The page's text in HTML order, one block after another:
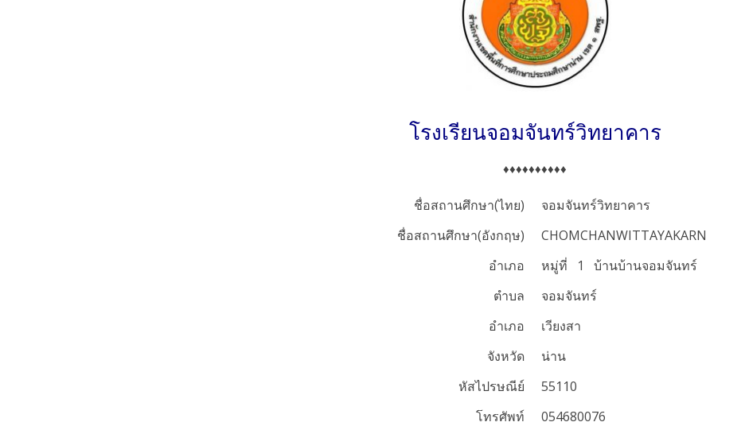
โรงเรียนจอมจันทร์วิทยาคาร
♦♦♦♦♦♦♦♦♦♦
ชื่อสถานศึกษา(ไทย)
จอมจันทร์วิทยาคาร
ชื่อสถานศึกษา(อังกฤษ)
CHOMCHANWITTAYAKARN
อำเภอ
หมู่ที่ 1
บ้านบ้านจอมจันทร์
ตำบล
จอมจันทร์
อำเภอ
เวียงสา
จังหวัด
น่าน
หัสไปรษณีย์
55110
โทรศัพท์
054680076